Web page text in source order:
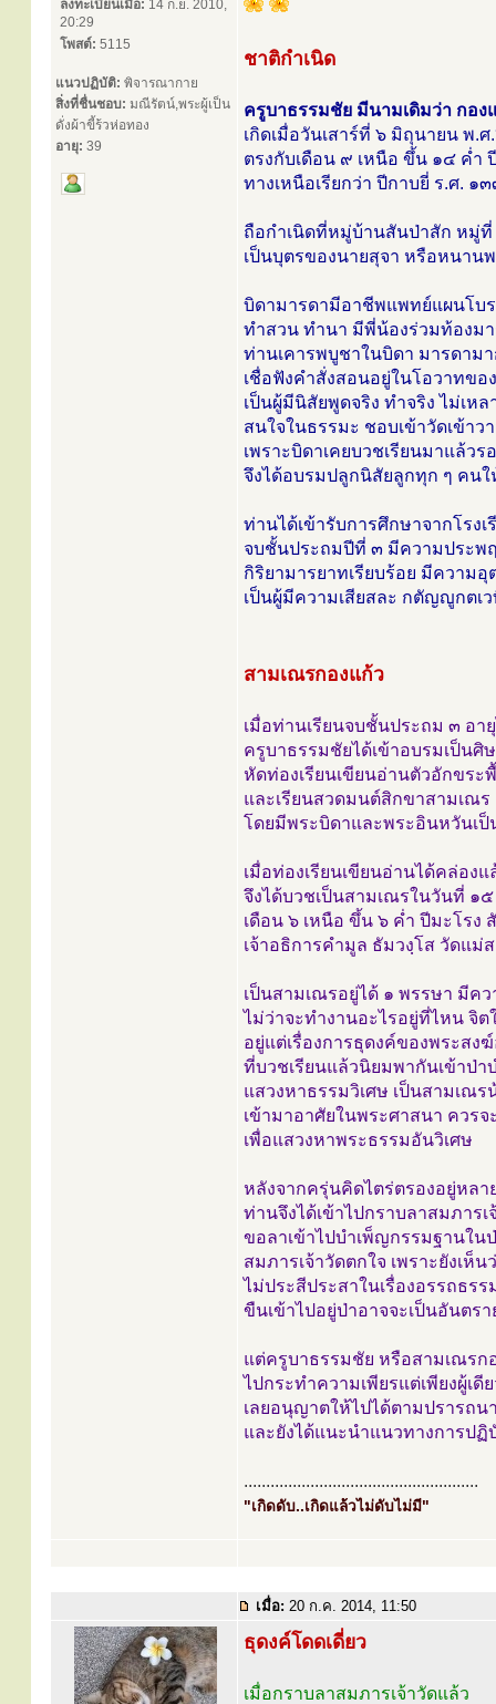
ลงทะเบียนเมื่อ: 14 ก.ย. 2010,
20:29
โพสต์: 5115
แนวปฏิบัติ: พิจารณากาย
สิ่งที่ชื่นชอบ: มณีรัตน์,พระผู้เป็น
ดั่งผ้าขี้ร้วห่อทอง
อายุ: 39
ชาติกำเนิด
ครูบาธรรมชัย มีนามเดิมว่า กอง
เกิดเมื่อวันเสาร์ที่ ๖ มิถุนายน พ.
ตรงกับเดือน ๙ เหนือ ขึ้น ๑๔ ค่ำ
ทางเหนือเรียกว่า ปีกาบยี่ ร.ศ. ๑
ถือกำเนิดที่หมู่บ้านสันป่าสัก หมู่ที่
เป็นบุตรของนายสุจา หรือหนาน
บิดามารดามีอาชีพแพทย์แผนโบ
ทำสวน ทำนา มีพี่น้องร่วมท้องม
ท่านเคารพบูชาในบิดา มารดาม
เชื่อฟังคำสั่งสอนอยู่ในโอวาทขอ
เป็นผู้มีนิสัยพูดจริง ทำจริง ไม่เห
สนใจในธรรมะ ชอบเข้าวัดเข้าว
เพราะบิดาเคยบวชเรียนมาแล้ว
จึงได้อบรมปลูกนิสัยลูกทุก ๆ คน
ท่านได้เข้ารับการศึกษาจากโรง
จบชั้นประถมปีที่ ๓ มีความประ
กิริยามารยาทเรียบร้อย มีความ
เป็นผู้มีความเสียสละ กตัญญูกตเ
สามเณรกองแก้ว
เมื่อท่านเรียนจบชั้นประถม ๓ อา
ครูบาธรรมชัยได้เข้าอบรมเป็นศิ
หัดท่องเรียนเขียนอ่านตัวอักขระ
และเรียนสวดมนต์สิกขาสามเณร
โดยมีพระบิดาและพระอินหวันเป็
เมื่อท่องเรียนเขียนอ่านได้คล่องแ
จึงได้บวชเป็นสามเณรในวันที่
เดือน ๖ เหนือ ขึ้น ๖ ค่ำ ปีมะโรง
เจ้าอธิการคำมูล ธัมวงฺโส วัดแม่
เป็นสามเณรอยู่ได้ ๑ พรรษา มีค
ไม่ว่าจะทำงานอะไรอยู่ที่ไหน จิ
อยู่แต่เรื่องการธุดงค์ของพระสง
ที่บวชเรียนแล้วนิยมพากันเข้าป่า
แสวงหาธรรมวิเศษ เป็นสามเณร
เข้ามาอาศัยในพระศาสนา ควรจ
เพื่อแสวงหาพระธรรมอันวิเศษ
หลังจากครุ่นคิดไตร่ตรองอยู่หลา
ท่านจึงได้เข้าไปกราบลาสมภารเ
ขอลาเข้าไปบำเพ็ญกรรมฐานใน
สมภารเจ้าวัดตกใจ เพราะยังเห็
ไม่ประสีประสาในเรื่องอรรถธ
ขืนเข้าไปอยู่ป่าอาจจะเป็นอันตร
แต่ครูบาธรรมชัย หรือสามเณรก
ไปกระทำความเพียรแต่เพียงผู้เ
เลยอนุญาตให้ไปได้ตามปรารถ
และยังได้แนะนำแนวทางการปฏิ
.....................................................
"เกิดดับ..เกิดแล้วไม่ดับไม่มี"
เมื่อ: 20 ก.ค. 2014, 11:50
ธุดงค์โดดเดี่ยว
เมื่อกราบลาสมภารเจ้าวัดแล้ว